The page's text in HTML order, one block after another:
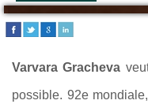
Varvara Gracheva
possible. 92e